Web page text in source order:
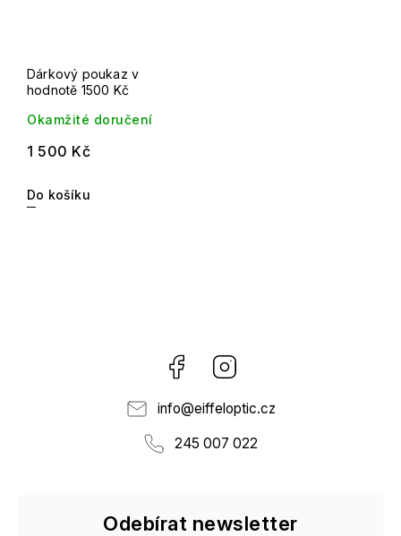
Dárkový poukaz v
hodnotě 1500 Kč
Okamžité doručení
1 500 Kč
Do košíku
Facebook
info@eiffeloptic.cz
245 007 022
Odebírat newsletter